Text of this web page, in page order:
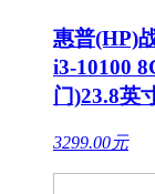
惠普(HP)
i3-10100
门)23.8英
3299.00元